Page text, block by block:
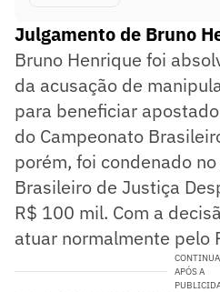
Julgamento de Bruno
Bruno Henrique foi
da acusação de
para beneficiar
do Campeonato
porém, foi condenado
Brasileiro de Justiça
R$ 100 mil. Com a
atuar normalmente pelo
CONTINUA
APÓS A